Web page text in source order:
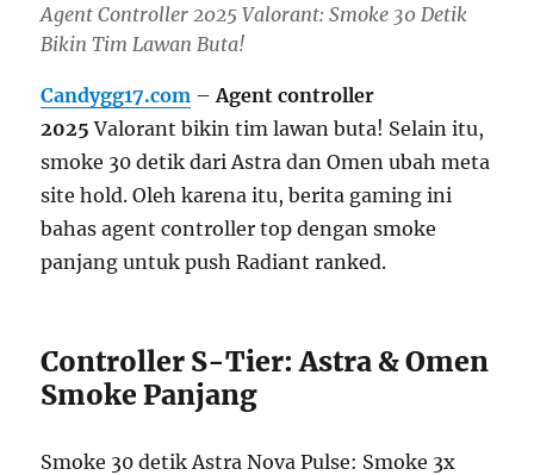
Agent Controller 2025 Valorant: Smoke 30 Detik
Bikin Tim Lawan Buta!
Candygg17.com –Agent controller
2025 Valorant bikin tim lawan buta! Selain itu,
smoke 30 detik dari Astra dan Omen ubah meta
site hold. Oleh karena itu, berita gaming ini
bahas agent controller top dengan smoke
panjang untuk push Radiant ranked.
Controller S-Tier: Astra & Omen
Smoke Panjang
Smoke 30 detik Astra Nova Pulse: Smoke 3x